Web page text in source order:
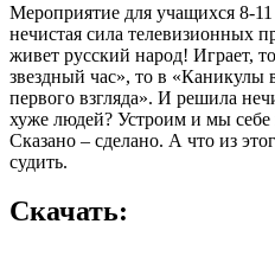
Мероприятие для учащихся 8-11
нечистая сила телевизионных
живет русский народ! Играет,
звездный час», то в
первого взгляда». И решила
хуже людей? Устроим и мы
Сказано – сделано. А что из
судить.
Скачать: